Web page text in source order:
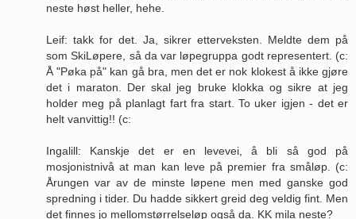
neste høst heller, hehe.
Leif: takk for det. Ja, sikrer etterveksten. Meldte dem på
som SkiLøpere, så da var løpegruppa godt representert. (c:
Å "Pøka på" kan gå bra, men det er nok klokest å ikke gjøre
det i maraton. Der skal jeg bruke klokka og sikre at jeg
holder meg på planlagt fart fra start. To uker igjen - det er
helt vanvittig!! (c:
Ingalill: Kanskje det er en levevei, å bli så god på
mosjonistnivå at man kan leve på premier fra småløp. (c:
Årungen var av de minste løpene men med ganske god
spredning i tider. Du hadde sikkert greid deg veldig fint. Men
det finnes jo mellomstørrelseløp også da. KK mila neste?